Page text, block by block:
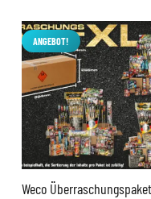
ANGEBOT!
Weco